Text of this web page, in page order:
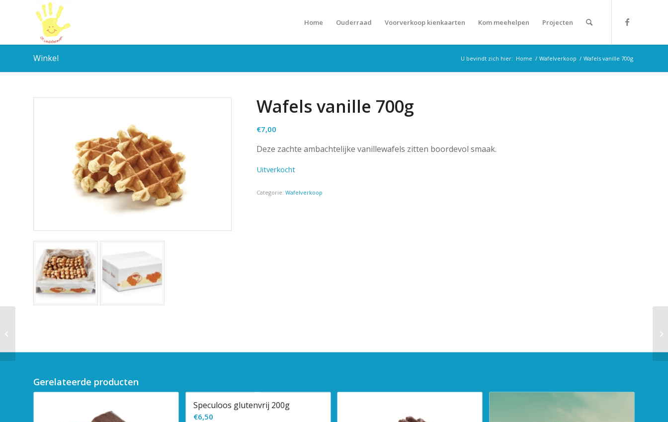
Home Ouderraad Voorverkoop kienkaarten Kom meehelpen Projecten
Winkel U bevindt zich hier: Home / Wafelverkoop / Wafels vanille 700g
Wafels vanille 700g
€7,00
Deze zachte ambachtelijke vanillewafels zitten boordevol smaak.
Uitverkocht
Categorie:Wafelverkoop
Gerelateerde producten
Speculoos glutenvrij 200g
€6,50